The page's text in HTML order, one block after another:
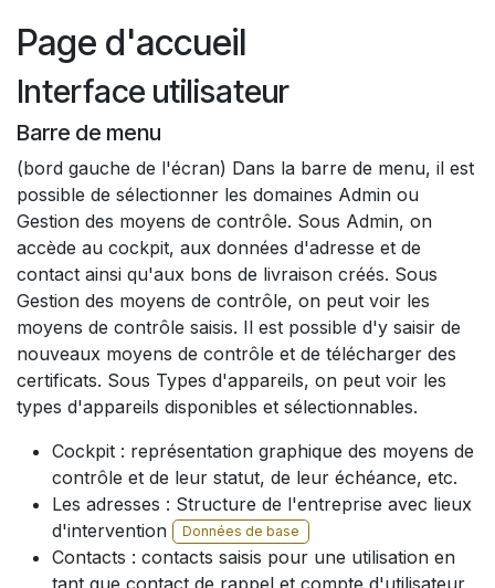
Page d'accueil
Interface utilisateur
Barre de menu
(bord gauche de l'écran) Dans la barre de menu, il est
possible de sélectionner les domaines Admin ou
Gestion des moyens de contrôle. Sous Admin, on
accède au cockpit, aux données d'adresse et de
contact ainsi qu'aux bons de livraison créés. Sous
Gestion des moyens de contrôle, on peut voir les
moyens de contrôle saisis. Il est possible d'y saisir de
nouveaux moyens de contrôle et de télécharger des
certificats. Sous Types d'appareils, on peut voir les
types d'appareils disponibles et sélectionnables.​
Cockpit : représentation graphique des moyens de
contrôle et de leur statut, de leur échéance, etc.
Les adresses : Structure de l'entreprise avec lieux
d'intervention​
Données de base
Contacts : contacts saisis pour une utilisation en